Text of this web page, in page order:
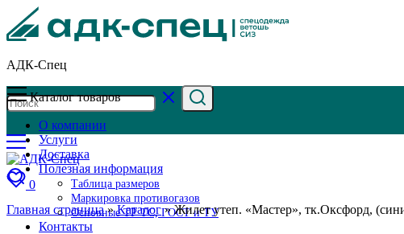
АДК-Спец
0
Каталог товаров
О компании
Услуги
Доставка
Полезная информация
Таблица размеров
Маркировка противогазов
Основные ТР ТС, ГОСТ и ТУ
Контакты
Главная страница»Каталог»Жилет утеп. «Мастер», тк.Оксфорд,